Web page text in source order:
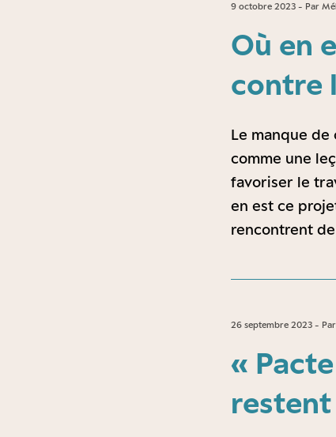
9 octobre 2023 - Par
Où en
contre
Le manque
comme une
favoriser le
en est ce
rencontrent
26 septembre 2023 -
«